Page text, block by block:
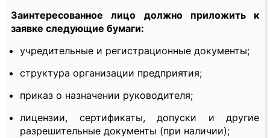
Заинтересованное лицо должно приложить к
заявке следующие бумаги:
учредительные и регистрационные документы;
структура организации предприятия;
приказ о назначении руководителя;
лицензии, сертификаты, допуски и другие
разрешительные документы (при наличии);